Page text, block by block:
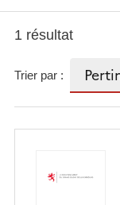
1 résultat
Trier par :